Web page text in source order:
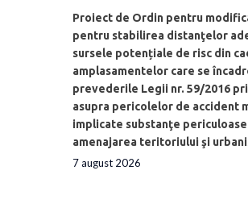
Proiect de Ordin pentru
pentru stabilirea distanţelor
sursele potențiale de risc din
amplasamentelor care se
prevederile Legii nr. 59/2016
asupra pericolelor de accident
implicate substanţe
amenajarea teritoriului şi
7 august 2026